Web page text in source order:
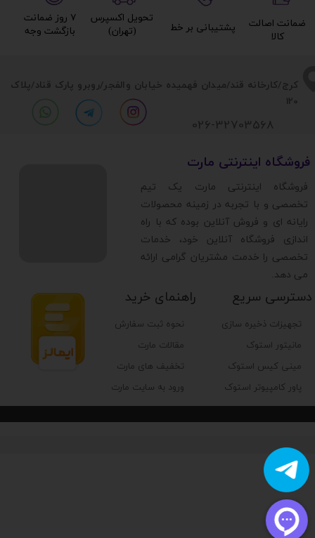
​​کرج/کارخانه قند/میدان فهمیده خیابان والفجر/روبرو پارک قناد/پلاک
120
تجهیزات ذخیره سازی
مانیتور استوک
مینی کیس استوک
پاور کامپیوتر استوک
دسترسی سریع راهنمای خرید
نحوه ثبت سفارش
مقالات مارت
تخفیف های مارت
ورود به سایت مارت
​فروشگاه اینترنتی مارت
​فروشگاه اینترنتی مارت یک تیم
تخصصی و با تجربه در زمینه محصولات
رایانه ای و فروش آنلاین بوده که با راه
اندازی فروشگاه آنلاین خود، خدمات
تخصصی را خدمت مشتریان گرامی ارائه
می دهد.
026-32703568
۷ روز ضمانت
بازگشت وجه​​​​​​​
تحویل اکسپرس
(تهران)​​​​​​​
پشتیبانی بر خط​​​​​​​
ضمانت اصالت
کالا​​​​​​​